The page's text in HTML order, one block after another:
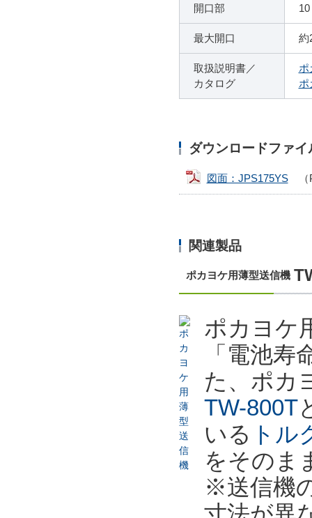
開口部
最大開口 約
取扱説明書／
カタログ
ダウンロードファイ
図面：JPS175YS（
関連製品
ポカヨケ用薄型送信機
ポカヨケ
「電池
た、ポカ
TW-800T
いる トル
をそのま
※送信機